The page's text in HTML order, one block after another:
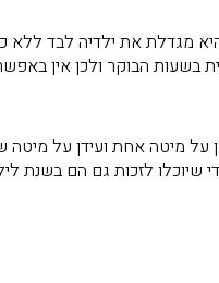
קשים מבעלה וכעת היא מגדלת את ילדיה
בשעות הבוקר ולכן אין
על מיטה אחת ועידן על מיטה
שיוכלו לזכות גם הם בשנת